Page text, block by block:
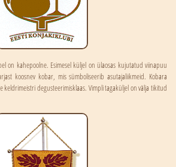
on kahepoolne. Esimesel küljel on ülaosas kujutatud viinapuu
koosnev kobar, mis sümboliseerib asutajaliikmeid. Kobara
keldrimeistri degusteerimisklaas. Vimpli tagaküljel on välja tikitud